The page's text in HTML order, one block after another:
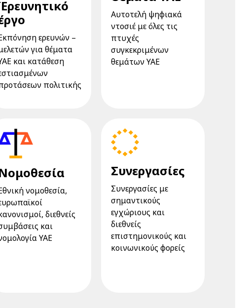
ερευνών –
για θέματα
και κατάθεση
πολιτικής
Αυτοτελή ψηφιακά
ντοσιέ με όλες τις
πτυχές
συγκεκριμένων
θεμάτων ΥΑΕ
νομοθεσία,
διεθνείς
και
YAE
Συνεργασίες
Συνεργασίες με
σημαντικούς
εγχώριους και
διεθνείς
επιστημονικούς και
κοινωνικούς φορείς